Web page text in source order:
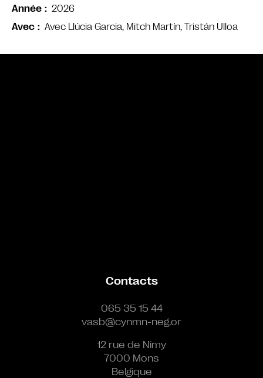
Avec Avec Llúcia Garcia, Mitch Martín, Tristán Ulloa
Année
2026
Contacts
065 35 15 44
vasb@cynmn-neg.or
12 rue de Nimy
7000 Mons
Belgique